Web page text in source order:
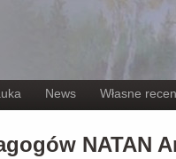
News Własne
NATAN